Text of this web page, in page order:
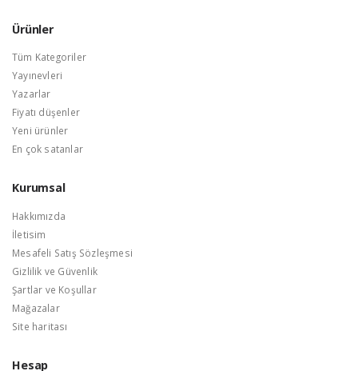
Ürünler
Tüm Kategoriler
Yayınevleri
Yazarlar
Fiyatı düşenler
Yeni ürünler
En çok satanlar
Kurumsal
Hakkımızda
İletisim
Mesafeli Satış Sözleşmesi
Gizlilik ve Güvenlik
Şartlar ve Koşullar
Mağazalar
Site haritası
Hesap